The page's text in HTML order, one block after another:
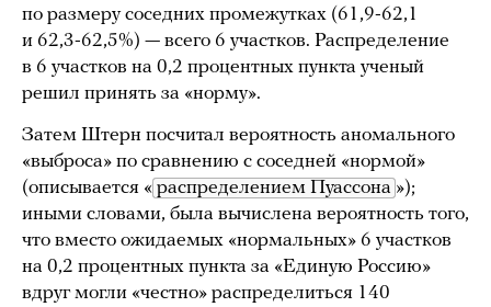
по размеру соседних промежутках (61,9-62,1
и 62,3-62,5%) — всего 6 участков. Распределение
в 6 участков на 0,2 процентных пункта ученый
решил принять за «норму».
Затем Штерн посчитал вероятность аномального
«выброса» по сравнению с соседней «нормой»
(описывается « распределением Пуассона »);
иными словами, была вычислена вероятность того,
что вместо ожидаемых «нормальных» 6 участков
на 0,2 процентных пункта за «Единую Россию»
вдруг могли «честно» распределиться 140